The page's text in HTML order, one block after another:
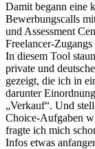
Damit begann eine
Bewerbungscalls
und Assessment
Freelancer-
In diesem Tool
private und
gezeigt, die ich in
darunter
„Verkauf“. Und
Choice-Aufgaben
fragte ich mich
Infos etwas